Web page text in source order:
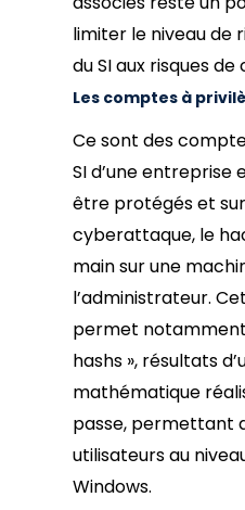
limiter le niveau de
du SI aux risques
Les comptes à
Ce sont des
SI d’une
être protégés et
cyberattaque, le
main sur une
l’administrateur.
permet
hashs », résultats
mathématique
passe, permettant
utilisateurs au
Windows.